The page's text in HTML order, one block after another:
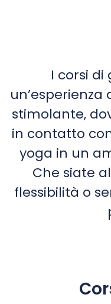
I corsi
stimolante,
in contatto
yoga in un
Che siate
flessibilità o